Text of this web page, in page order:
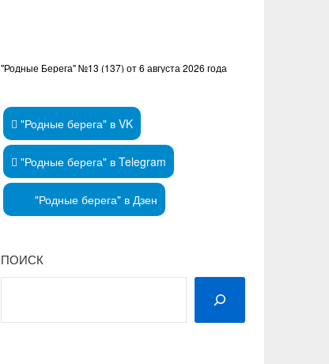
"Родные Берега" №13 (137) от 6 августа 2026 года
"Родные берега" в VK
"Родные берега" в Telegram
"Родные берега" в Дзен
ПОИСК